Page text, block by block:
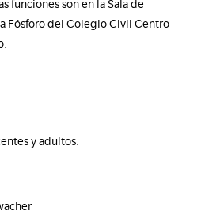
funciones son en la Sala de
Fósforo del Colegio Civil Centro
y adultos.